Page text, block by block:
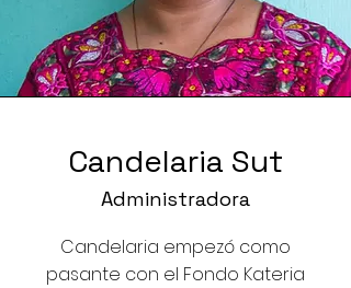
Candelaria Sut
Administradora
Candelaria empezó como
pasante con el Fondo Kateria